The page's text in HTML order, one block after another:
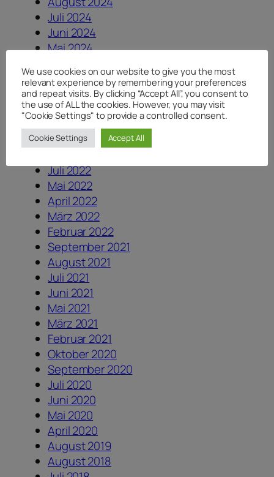
Juli 2024
Juni 2024
Mai 2024
November 2023
August 2023
Juli 2023
Juni 2023
Dezember 2022
Juli 2022
Mai 2022
April 2022
März 2022
Februar 2022
September 2021
August 2021
Juli 2021
Juni 2021
Mai 2021
März 2021
Februar 2021
Oktober 2020
September 2020
Juli 2020
Juni 2020
Mai 2020
April 2020
August 2019
August 2018
We use cookies on our website to give you the most
relevant experience by remembering your preferences
and repeat visits. By clicking “Accept All”, you consent to
the use of ALL the cookies. However, you may visit
"Cookie Settings" to provide a controlled consent.
Cookie Settings Accept All